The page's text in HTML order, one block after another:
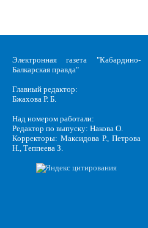
Электронная газета "Кабардино-
Балкарская правда"
Главный редактор:
Бжахова Р. Б.
Над номером работали:
Редактор по выпуску: Накова О.
Корректоры: Максидова Р., Петрова
Н., Теппеева З.